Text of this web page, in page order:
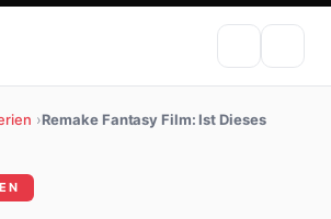
›Remake Fantasy Film: Ist Dieses